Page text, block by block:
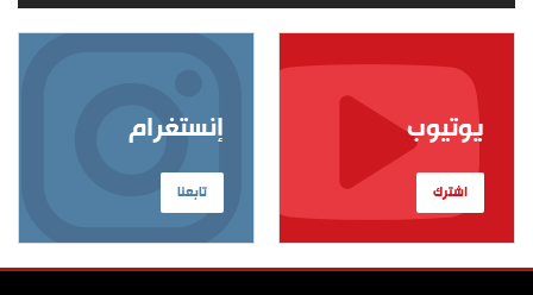
إنستغرام
تابعنا
يوتيوب
اشترك